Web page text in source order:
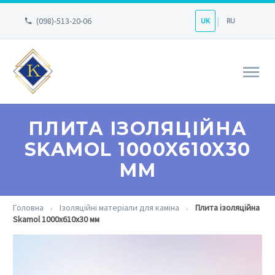
(098)-513-20-06 UK RU
ПЛИТА ІЗОЛЯЦІЙНА
SKAMOL 1000X610X30
ММ
Головна Ізоляційні матеріали для каміна
Плита ізоляційна
Skamol 1000x610x30 мм